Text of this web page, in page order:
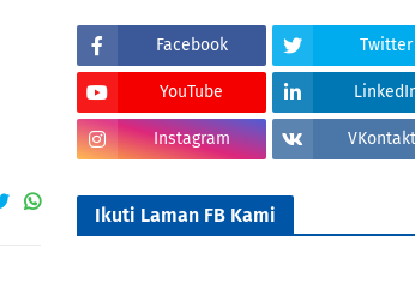
Facebook Twitter
YouTube
Instagram
Ikuti Laman FB Kami